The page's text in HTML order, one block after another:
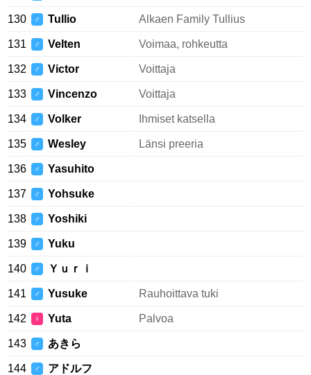
130 ♂ Tullio Alkaen Family Tullius
131 ♂ Velten Voimaa, rohkeutta
132 ♂ Victor Voittaja
133 ♂ Vincenzo Voittaja
134 ♂ Volker Ihmiset katsella
135 ♂ Wesley Länsi preeria
136 ♂ Yasuhito
137 ♂ Yohsuke
138 ♂ Yoshiki
139 ♂ Yuku
140 ♂ Ｙｕｒｉ
141 ♂ Yusuke Rauhoittava tuki
142 ♀ Yuta Palvoa
143 ♂ あきら
144 ♂ アドルフ